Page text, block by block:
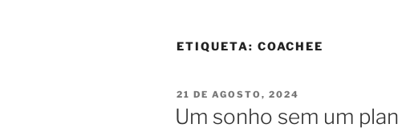
ETIQUETA: COACHEE
PUBLICADO
EM
21 DE AGOSTO, 2024
Um sonho sem um